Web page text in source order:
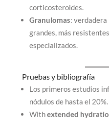
corticosteroides.
Granulomas:
grandes, más
especializados.
Pruebas y bibliografía
Los primeros estudios
nódulos de hasta el 20%.
Withextended